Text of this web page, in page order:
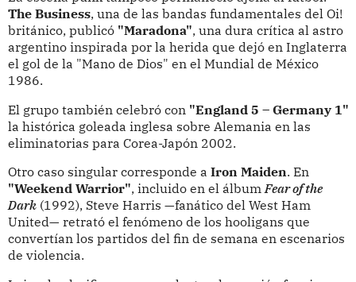
The Business, una de las bandas fundamentales del Oi!
británico, publicó "Maradona", una dura crítica al astro
argentino inspirada por la herida que dejó en Inglaterra
el gol de la "Mano de Dios" en el Mundial de México
1986.
El grupo también celebró con "England 5 – Germany 1"
la histórica goleada inglesa sobre Alemania en las
eliminatorias para Corea-Japón 2002.
Otro caso singular corresponde a Iron Maiden. En
"Weekend Warrior", incluido en el álbumFear of the
Dark(1992), Steve Harris —fanático del West Ham
United— retrató el fenómeno de los hooligans que
convertían los partidos del fin de semana en escenarios
de violencia.